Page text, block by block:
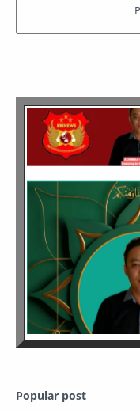
Popular post